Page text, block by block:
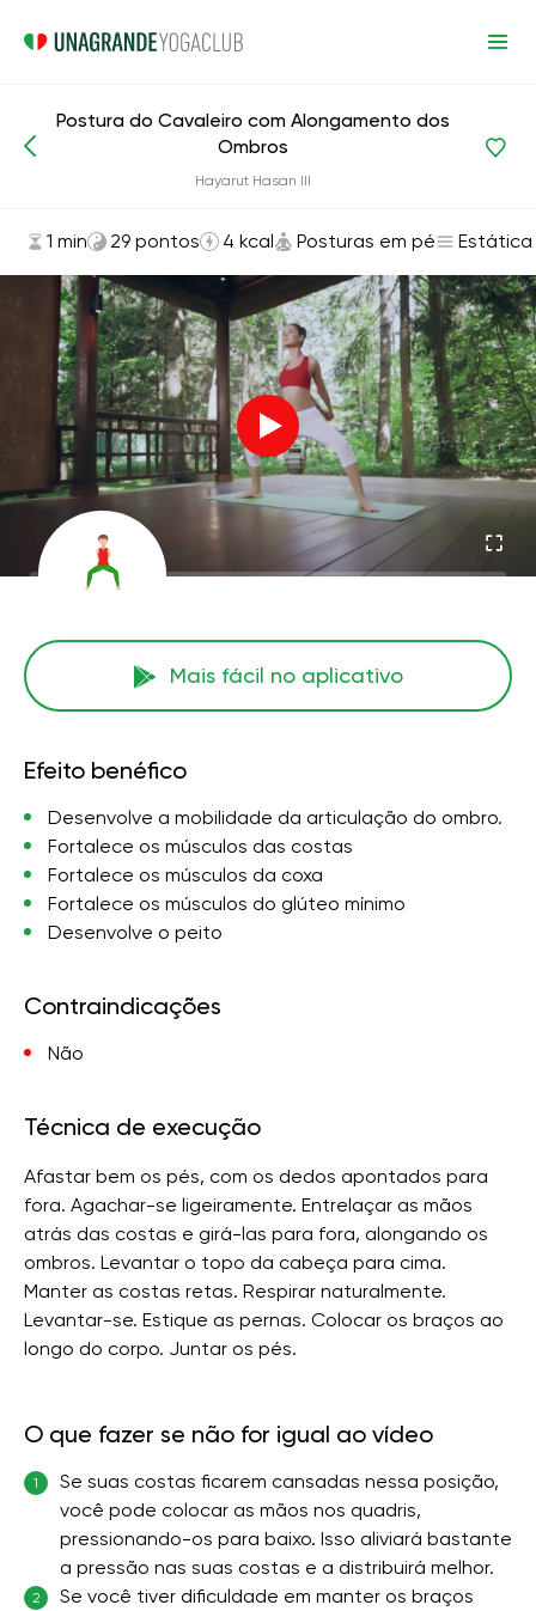
Posturas em pé
Postura do Cavaleiro com Alongamento dos
Ombros
Hayarut Hasan III
1 min 29 pontos 4 kcal Posturas em pé Estática
Mais fácil no aplicativo
Efeito benéfico
Desenvolve a mobilidade da articulação do ombro.
Fortalece os músculos das costas
Fortalece os músculos da coxa
Fortalece os músculos do glúteo mínimo
Desenvolve o peito
Contraindicações
Não
Técnica de execução
Afastar bem os pés, com os dedos apontados para
fora. Agachar-se ligeiramente. Entrelaçar as mãos
atrás das costas e girá-las para fora, alongando os
ombros. Levantar o topo da cabeça para cima.
Manter as costas retas. Respirar naturalmente.
Levantar-se. Estique as pernas. Colocar os braços ao
longo do corpo. Juntar os pés.
O que fazer se não for igual ao vídeo
1
Se suas costas ficarem cansadas nessa posição,
você pode colocar as mãos nos quadris,
pressionando-os para baixo. Isso aliviará bastante
a pressão nas suas costas e a distribuirá melhor.
2
Se você tiver dificuldade em manter os braços